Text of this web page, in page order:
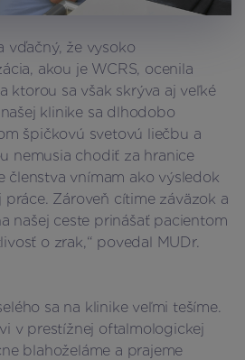
vďačný, že vysoko
akou je WCRS, ocenila
ktorou sa však skrýva aj veľké
našej klinike sa dlhodobo
špičkovú svetovú liečbu a
nemusia chodiť za hranice
členstva vnímam ako výsledok
Zároveň cítime záväzok a
našej ceste prinášať pacientom
o zrak,“ povedal MUDr.
sa na klinike veľmi tešíme.
v prestížnej oftalmologickej
blahoželáme a prajeme